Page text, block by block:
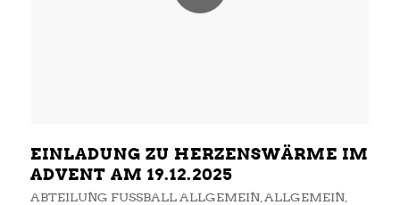
EINLADUNG ZU HERZENSWÄRME IM
ADVENT AM 19.12.2025
ABTEILUNG FUSSBALL ALLGEMEIN , ALLGEMEIN,